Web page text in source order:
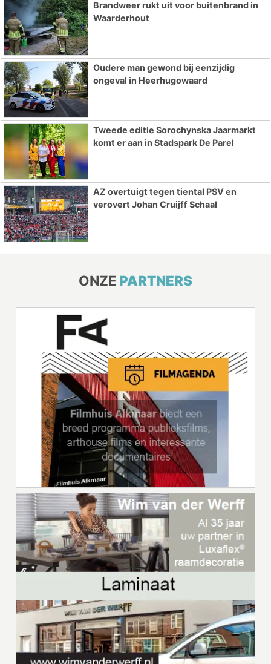
Brandweer rukt uit voor buitenbrand in
Waarderhout
Oudere man gewond bij eenzijdig
ongeval in Heerhugowaard
Tweede editie Sorochynska Jaarmarkt
komt er aan in Stadspark De Parel
AZ overtuigt tegen tiental PSV en
verovert Johan Cruijff Schaal
ONZE PARTNERS